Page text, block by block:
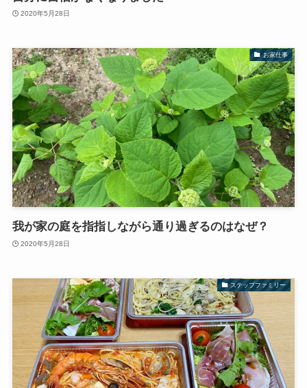
2020年5月28日
お家仕事
我が家の庭を指指しながら通り過ぎるのはなぜ？
2020年5月28日
ステップファミリー